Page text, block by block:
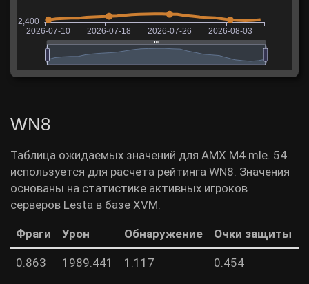
WN8
Таблица ожидаемых значений для AMX M4 mle. 54
используется для расчета рейтинга WN8. Значения
основаны на статистике активных игроков
серверов Lesta в базе XVM.
Фраги Урон Обнаружение Очки защиты
0.863 1989.441 1.117 0.454